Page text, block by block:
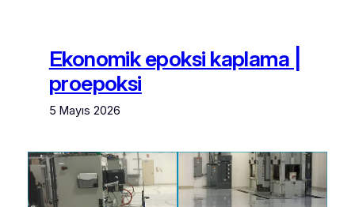
Ekonomik epoksi kaplama |
proepoksi
5 Mayıs 2026